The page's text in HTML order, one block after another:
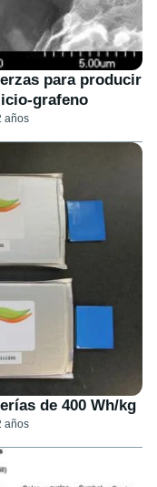
para producir
grafeno
años
de 400 Wh/kg
años